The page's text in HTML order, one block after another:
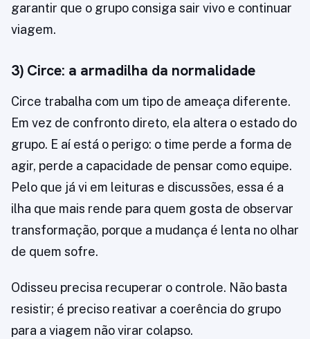
garantir que o grupo consiga sair vivo e continuar
viagem.
3) Circe: a armadilha da normalidade
Circe trabalha com um tipo de ameaça diferente.
Em vez de confronto direto, ela altera o estado do
grupo. E aí está o perigo: o time perde a forma de
agir, perde a capacidade de pensar como equipe.
Pelo que já vi em leituras e discussões, essa é a
ilha que mais rende para quem gosta de observar
transformação, porque a mudança é lenta no olhar
de quem sofre.
Odisseu precisa recuperar o controle. Não basta
resistir; é preciso reativar a coerência do grupo
para a viagem não virar colapso.